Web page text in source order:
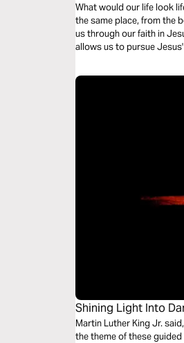
What would our life look
the same place, from the
us through our faith in
allows us to pursue
Shining Light Into
Martin Luther King Jr. said,
the theme of these guided audio